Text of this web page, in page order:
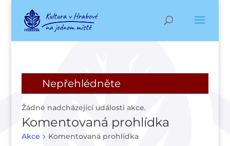
Nepřehlédněte
Žádné nadcházející události akce.
Komentovaná prohlídka
Akce Komentovaná prohlídka